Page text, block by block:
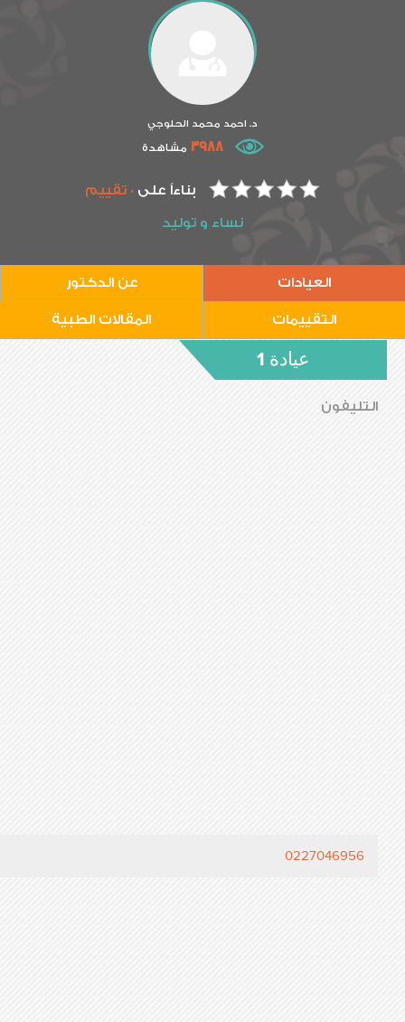
د. احمد محمد الحلوجي
3988 مشاهدة
بناءاً على 0 تقييم
نساء و توليد
العيادات عن الدكتور
التقييمات المقالات الطبية
عيادة 1
التليفون
0227046956